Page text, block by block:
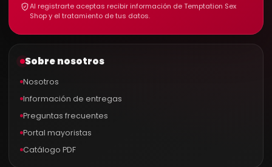
Al registrarte aceptas recibir información de Temptation Sex
Shop y el tratamiento de tus datos.
Sobre nosotros
Nosotros
Información de entregas
Preguntas frecuentes
Portal mayoristas
Catálogo PDF